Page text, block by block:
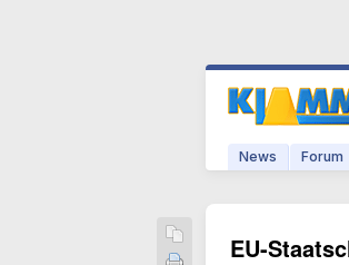
News Forum
EU-